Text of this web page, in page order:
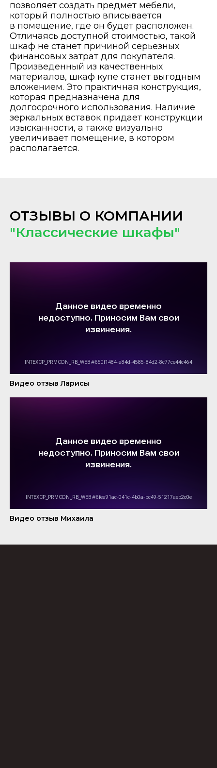
позволяет создать предмет мебели,
который полностью вписывается
в помещение, где он будет расположен.
Отличаясь доступной стоимостью, такой
шкаф не станет причиной серьезных
финансовых затрат для покупателя.
Произведенный из качественных
материалов, шкаф купе станет выгодным
вложением. Это практичная конструкция,
которая предназначена для
долгосрочного использования. Наличие
зеркальных вставок придает конструкции
изысканности, а также визуально
увеличивает помещение, в котором
располагается.
ОТЗЫВЫ О КОМПАНИИ
"Классические шкафы"
Видео отзыв Ларисы
Видео отзыв Михаила